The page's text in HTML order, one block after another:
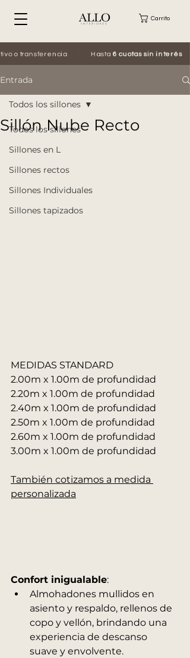
o transferencia Hasta6 cuotas sin interés
Carrito
Entrada
Todos los sillones
Sillones en L
Sillones rectos
Sillones Individuales
Sillones tapizados
Todos los sillones
Sillón Nube Recto
MEDIDAS STANDARD
2.00m x 1.00m de profundidad
2.20m x 1.00m de profundidad
2.40m x 1.00m de profundidad
2.50m x 1.00m de profundidad
2.60m x 1.00m de profundidad
3.00m x 1.00m de profundidad
También cotizamos a medida
personalizada
Confort inigualable:
Almohadones mullidos en
asiento y respaldo, rellenos de
copo y vellón, brindando una
experiencia de descanso
suave y envolvente.